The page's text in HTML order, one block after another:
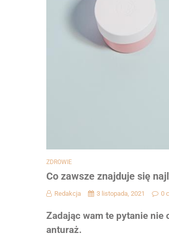
ZDROWIE
Co zawsze znajduje się
Redakcja 3 listopada, 2021 0
Zadając wam te pytanie nie
anturaż.